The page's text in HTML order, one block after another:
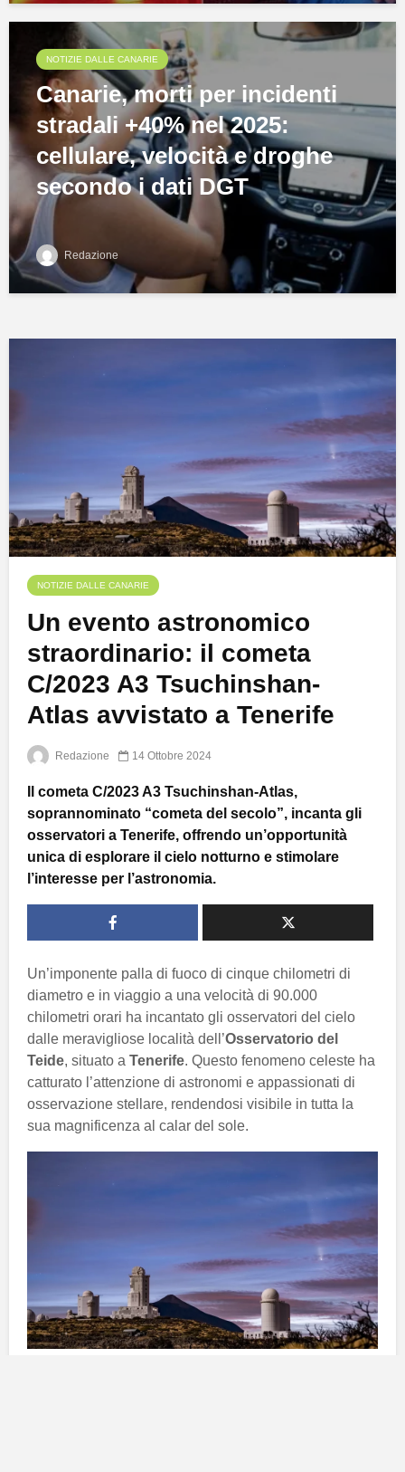
NOTIZIE DALLE CANARIE
Canarie, morti per incidenti
stradali +40% nel 2025:
cellulare, velocità e droghe
secondo i dati DGT
Redazione
NOTIZIE DALLE CANARIE
Un evento astronomico
straordinario: il cometa
C/2023 A3 Tsuchinshan-
Atlas avvistato a Tenerife
Redazione 14 Ottobre 2024
Il cometa C/2023 A3 Tsuchinshan-Atlas,
soprannominato “cometa del secolo”, incanta gli
osservatori a Tenerife, offrendo un’opportunità
unica di esplorare il cielo notturno e stimolare
l’interesse per l’astronomia.
Un’imponente palla di fuoco di cinque chilometri di
diametro e in viaggio a una velocità di 90.000
chilometri orari ha incantato gli osservatori del cielo
dalle meravigliose località dell’Osservatorio del
Teide, situato a Tenerife. Questo fenomeno celeste ha
catturato l’attenzione di astronomi e appassionati di
osservazione stellare, rendendosi visibile in tutta la
sua magnificenza al calar del sole.